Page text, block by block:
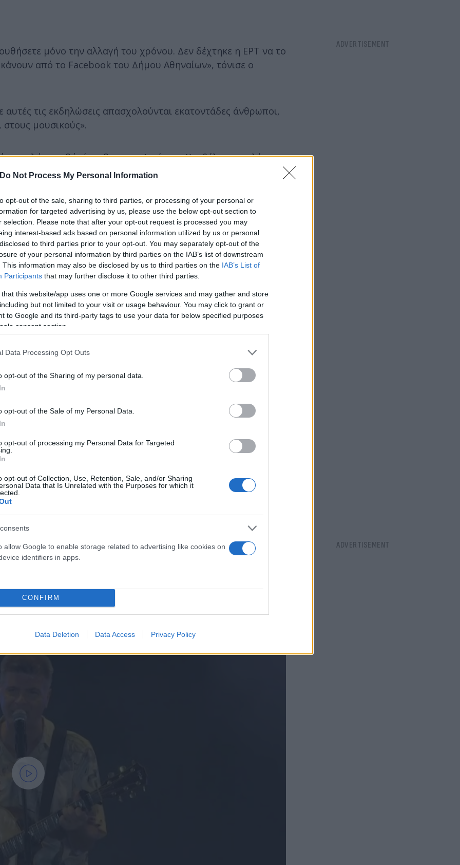
Do Not Process My Personal Information
opt-out of the sale, sharing to third parties, or processing of your personal or
for targeted advertising by us, please use the below opt-out section to
selection. Please note that after your opt-out request is processed you may
interest-based ads based on personal information utilized by us or personal
to third parties prior to your opt-out. You may separately opt-out of the
of your personal information by third parties on the IAB’s list of downstream
This information may also be disclosed by us to third parties on the IAB’s List of
Participants that may further disclose it to other third parties.
that this website/app uses one or more Google services and may gather and store
but not limited to your visit or usage behaviour. You may click to grant or
to Google and its third-party tags to use your data for below specified purposes
consent section.
Data Processing Opt Outs
opt-out of the Sharing of my personal data.
opt-out of the Sale of my Personal Data.
opt-out of processing my Personal Data for Targeted
opt-out of Collection, Use, Retention, Sale, and/or Sharing
Data that Is Unrelated with the Purposes for which it
allow Google to enable storage related to advertising like cookies on
identifiers in apps.
CONFIRM
Data Deletion Data Access Privacy Policy
μόνο την αλλαγή του χρόνου. Δεν δέχτηκε η ΕΡΤ να το
από το Facebook του Δήμου Αθηναίων», τόνισε ο
τις εκδηλώσεις απασχολούνται εκατοντάδες άνθρωποι,
στους μουσικούς».
αμοιβή -έχει βγει στη Διαύγεια. Και θέλω να καλέσω
κάτι πρωσοποπαγές», σημείωσε.
τηςμεγάλης κόντρας που εκτυλίχθηκε τις
Χαρδαλιά
ρεβεγιόν, καθώς στην αρχή δεν ήταν ξεκάθαρο
για την αλλαγή του χρόνου.
μέτρηση να ξεκαθαρίζεται ότι θα γίνει στο Σύνταγμα και
«after» στην εκδήλωση του Νίκου Χαρδαλιά.
το έγραψα μία μέρα πριν τη
των Τεμπών, και το οποίο τραγούδησε για πρώτη φορά στη
γράψει δεν μπορούσε να σηκώσει το βάρος αυτών των
Κάθισα, πήρα την κιθάρα και είπα θα πω αυτά που
οι εικόνες και βγήκε ένα τραγούδι από καρδιάς».